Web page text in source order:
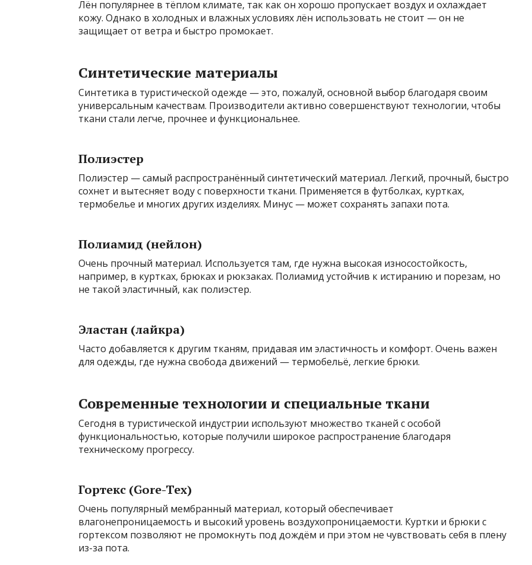
Лён популярнее в тёплом климате, так как он хорошо пропускает воздух и охлаждает
кожу. Однако в холодных и влажных условиях лён использовать не стоит — он не
защищает от ветра и быстро промокает.
Синтетические материалы
Синтетика в туристической одежде — это, пожалуй, основной выбор благодаря своим
универсальным качествам. Производители активно совершенствуют технологии, чтобы
ткани стали легче, прочнее и функциональнее.
Полиэстер
Полиэстер — самый распространённый синтетический материал. Легкий, прочный, быстро
сохнет и вытесняет воду с поверхности ткани. Применяется в футболках, куртках,
термобелье и многих других изделиях. Минус — может сохранять запахи пота.
Полиамид (нейлон)
Очень прочный материал. Используется там, где нужна высокая износостойкость,
например, в куртках, брюках и рюкзаках. Полиамид устойчив к истиранию и порезам, но
не такой эластичный, как полиэстер.
Эластан (лайкра)
Часто добавляется к другим тканям, придавая им эластичность и комфорт. Очень важен
для одежды, где нужна свобода движений — термобельё, легкие брюки.
Современные технологии и специальные ткани
Сегодня в туристической индустрии используют множество тканей с особой
функциональностью, которые получили широкое распространение благодаря
техническому прогрессу.
Гортекс (Gore-Tex)
Очень популярный мембранный материал, который обеспечивает
влагонепроницаемость и высокий уровень воздухопроницаемости. Куртки и брюки с
гортексом позволяют не промокнуть под дождём и при этом не чувствовать себя в плену
из-за пота.